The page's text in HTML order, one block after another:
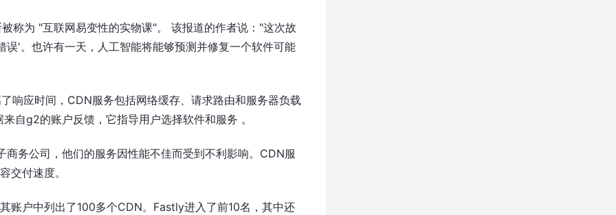
称为 "互联网易变性的实物课"。 该报道的作者说："这次故
'。也许有一天，人工智能将能够预测并修复一个软件可能
响应时间，CDN服务包括网络缓存、请求路由和服务器负载
自g2的账户反馈，它指导用户选择软件和服务 。
务公司，他们的服务因性能不佳而受到不利影响。CDN服
交付速度。
账户中列出了100多个CDN。Fastly进入了前10名，其中还